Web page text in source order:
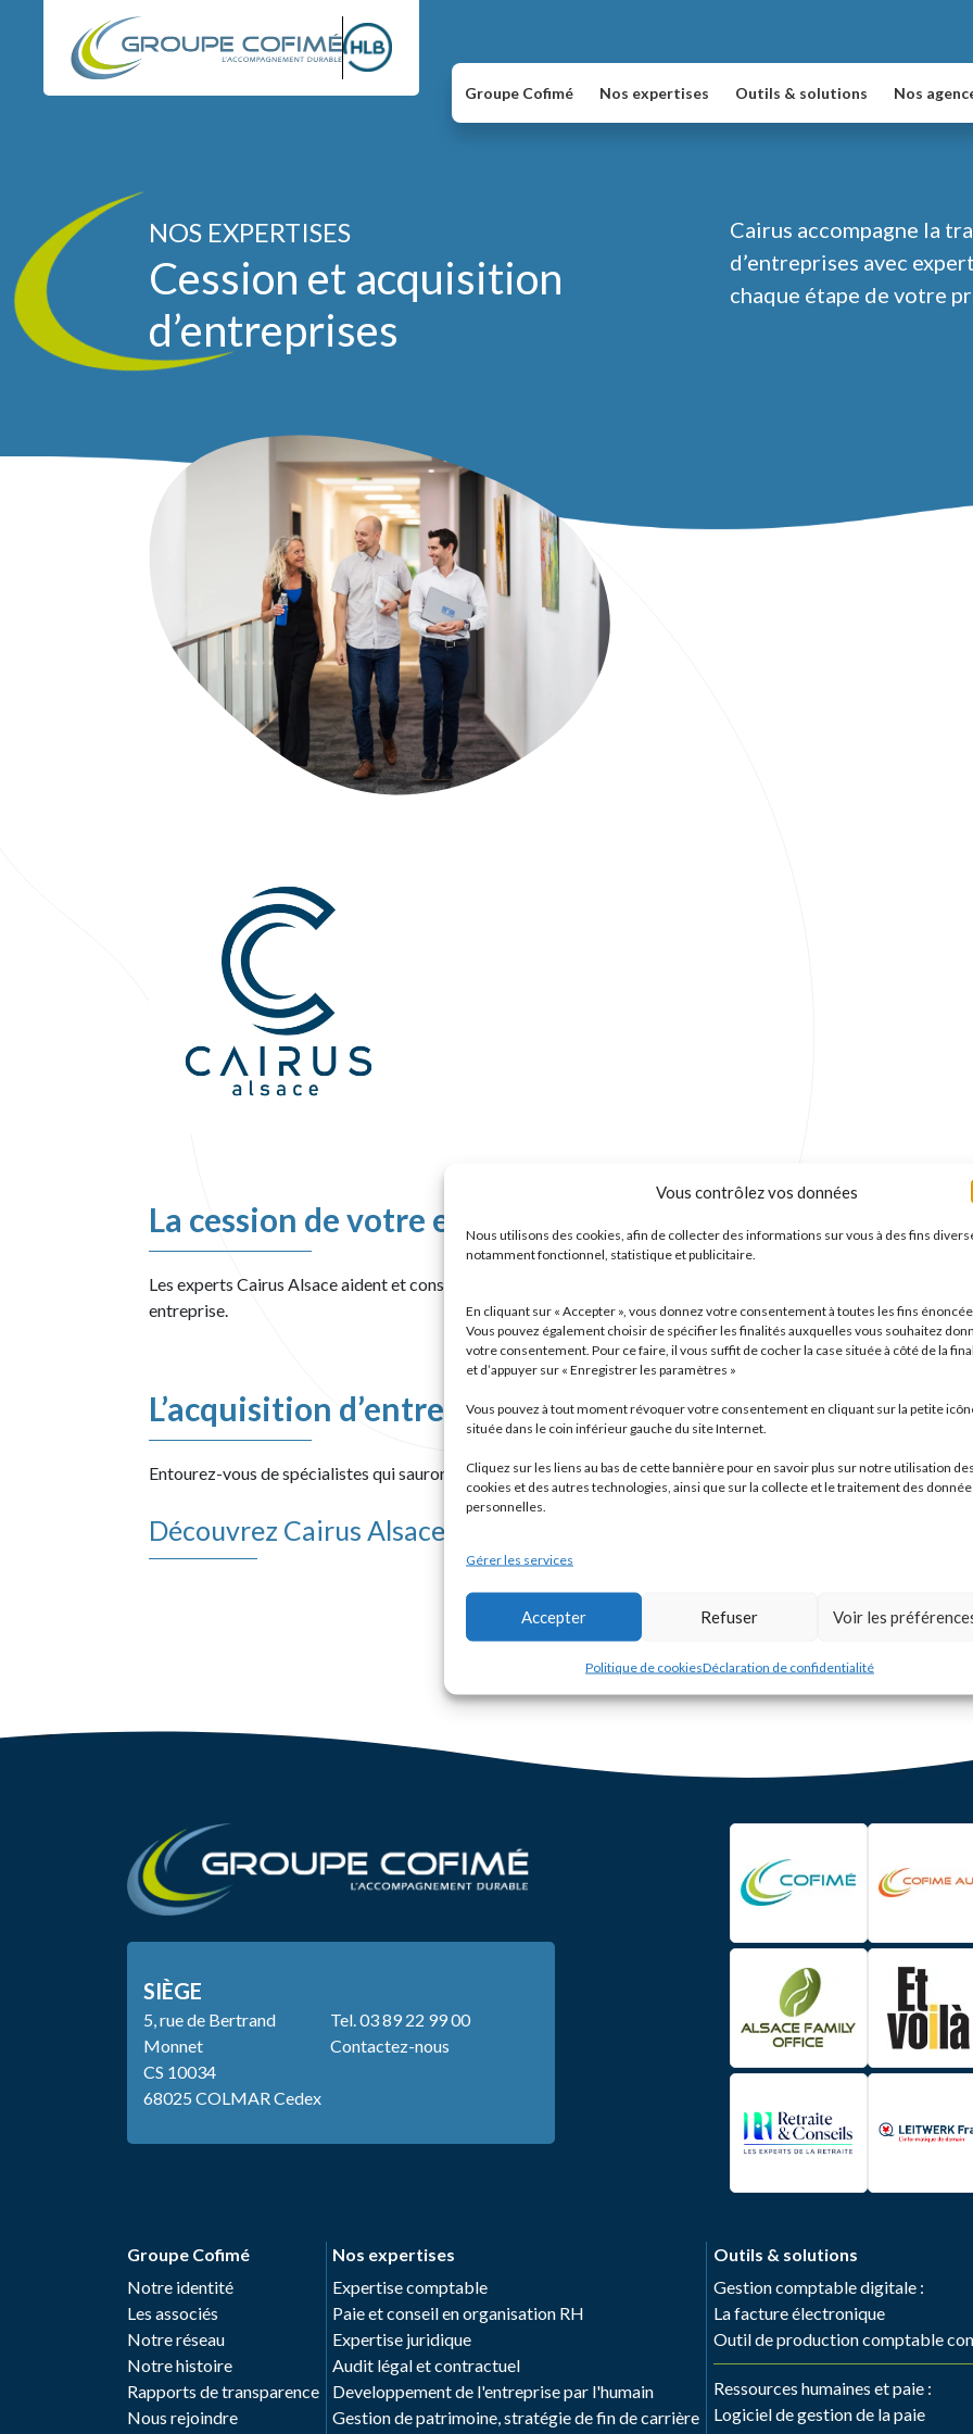
Vous contrôlez vos données
Nous utilisons des cookies, afin de collecter des informations sur vous à des fins
notamment fonctionnel, statistique et publicitaire.
En cliquant sur « Accepter », vous donnez votre consentement à toutes les fins
Vous pouvez également choisir de spécifier les finalités auxquelles vous souhaitez
votre consentement. Pour ce faire, il vous suffit de cocher la case située à côté de la
et d’appuyer sur « Enregistrer les paramètres »
Vous pouvez à tout moment révoquer votre consentement en cliquant sur la petite
située dans le coin inférieur gauche du site Internet.
Cliquez sur les liens au bas de cette bannière pour en savoir plus sur notre utilisation des
cookies et des autres technologies, ainsi que sur la collecte et le traitement des
personnelles.
Gérer les services
Accepter Refuser Voir les
Politique de cookiesDéclaration de confidentialité
Groupe Cofimé Nos expertises Outils & solutions Nos
NOS EXPERTISES
Cession et acquisition
d’entreprises
Cairus accompagne la
d’entreprises avec
chaque étape de votre
La cession de votre entreprise
Les experts Cairus Alsace aident et conseillent depuis de nombreuses années les dirigeants dans la préparation
entreprise.
L’acquisition d’entreprise
Entourez-vous de spécialistes qui sauront vous accompagner et éviter les pièges lors de l’acquisition d’une
Découvrez Cairus Alsace
SIÈGE
5, rue de Bertrand
Monnet
CS 10034
68025 COLMAR Cedex
Tel.03 89 22 99 00
Contactez-nous
Groupe Cofimé
Notre identité
Les associés
Notre réseau
Notre histoire
Rapports de transparence
Nous rejoindre
Nos expertises
Expertise comptable
Paie et conseil en organisation RH
Expertise juridique
Audit légal et contractuel
Developpement de l'entreprise par l'humain
Gestion de patrimoine, stratégie de fin de carrière
Outils & solutions
Gestion comptable digitale :
La facture électronique
Outil de production comptable
Ressources humaines et paie :
Logiciel de gestion de la paie